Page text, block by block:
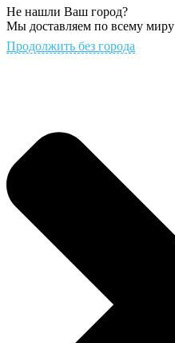
Не нашли Ваш город?
Мы доставляем по всему миру
Продолжить без города